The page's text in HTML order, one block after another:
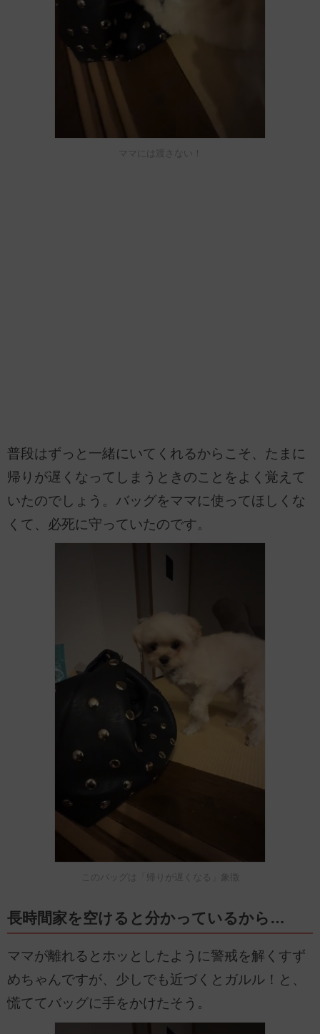
ママには渡さない！
普段はずっと一緒にいてくれるからこそ、たまに
帰りが遅くなってしまうときのことをよく覚えて
いたのでしょう。バッグをママに使ってほしくな
くて、必死に守っていたのです。
このバッグは「帰りが遅くなる」象徴
長時間家を空けると分かっているから…
ママが離れるとホッとしたように警戒を解くすず
めちゃんですが、少しでも近づくとガルル！と、
慌ててバッグに手をかけたそう。